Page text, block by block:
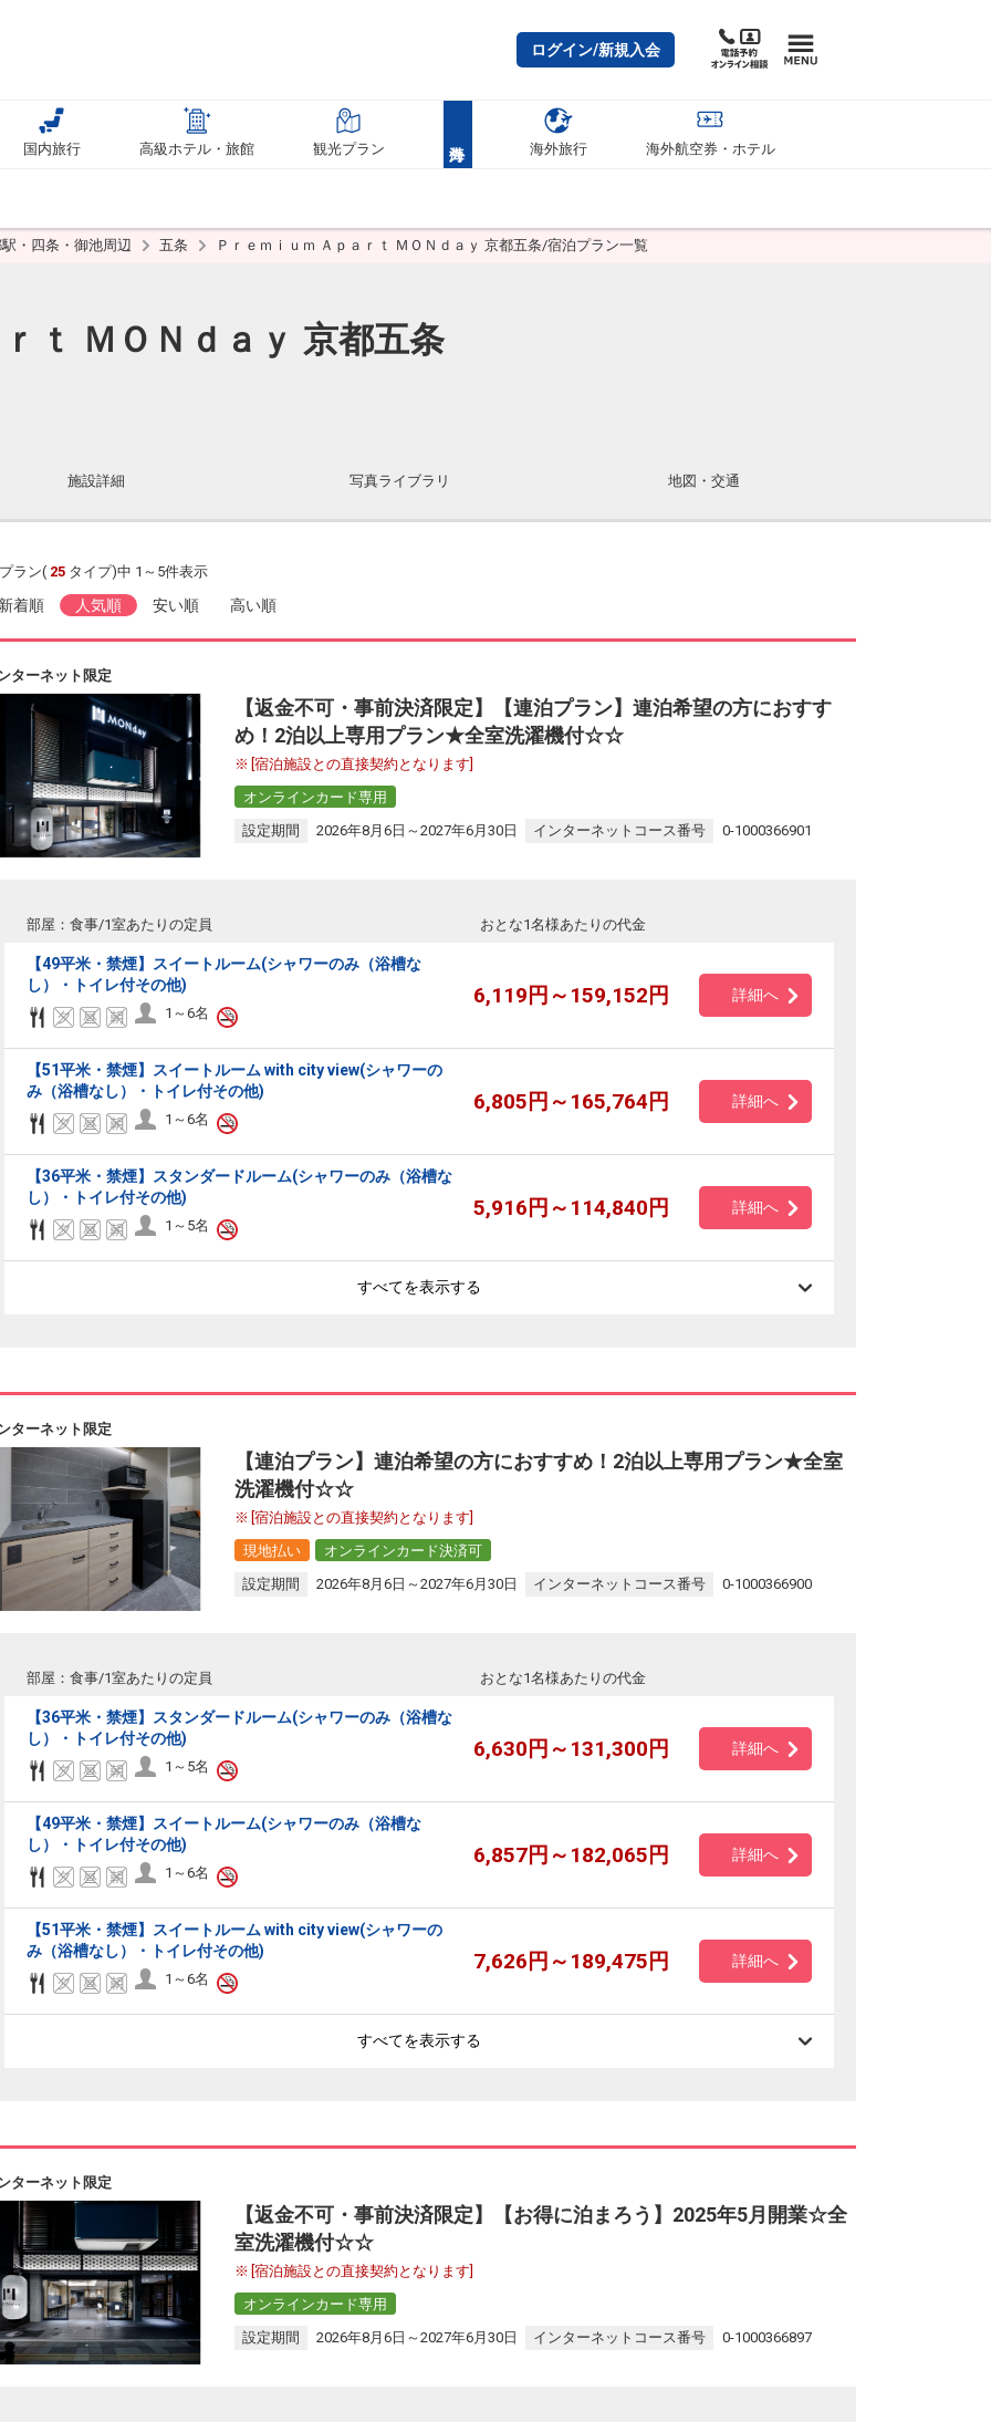
ログイン/新規入会
国内旅行 高級ホテル・旅館 観光プラン 海外旅行 海外航空券・ホテル
・四条・御池周辺 五条 Ｐｒｅｍｉｕｍ Ａｐａｒｔ ＭＯＮｄａｙ 京都五条/宿泊プラン一覧
ｔ ＭＯＮｄａｙ 京都五条
施設詳細 写真ライブラリ 地図・交通
プラン( 25 タイプ)中 1～5件表示
着順 人気順 安い順 高い順
ターネット限定
【返金不可・事前決済限定】【連泊プラン】連泊希望の方におすす
め！2泊以上専用プラン★全室洗濯機付☆☆
[宿泊施設との直接契約となります]
オンラインカード専用
設定期間
2026年8月6日～2027年6月30日 インターネットコース番号 0-1000366901
部屋：食事/1室あたりの定員 おとな1名様あたりの代金
【49平米・禁煙】スイートルーム(シャワーのみ（浴槽な
し）・トイレ付その他)
1～6名
6,119円～159,152円 詳細へ
【51平米・禁煙】スイートルーム with city view(シャワーの
み（浴槽なし）・トイレ付その他)
1～6名
6,805円～165,764円 詳細へ
【36平米・禁煙】スタンダードルーム(シャワーのみ（浴槽な
し）・トイレ付その他)
1～5名
5,916円～114,840円 詳細へ
すべてを表示する
ターネット限定
【連泊プラン】連泊希望の方におすすめ！2泊以上専用プラン★全室
洗濯機付☆☆
[宿泊施設との直接契約となります]
現地払い
オンラインカード決済可
設定期間
2026年8月6日～2027年6月30日 インターネットコース番号 0-1000366900
部屋：食事/1室あたりの定員 おとな1名様あたりの代金
【36平米・禁煙】スタンダードルーム(シャワーのみ（浴槽な
し）・トイレ付その他)
1～5名
6,630円～131,300円 詳細へ
【49平米・禁煙】スイートルーム(シャワーのみ（浴槽な
し）・トイレ付その他)
1～6名
6,857円～182,065円 詳細へ
【51平米・禁煙】スイートルーム with city view(シャワーの
み（浴槽なし）・トイレ付その他)
1～6名
7,626円～189,475円 詳細へ
すべてを表示する
ターネット限定
【返金不可・事前決済限定】【お得に泊まろう】2025年5月開業☆全
室洗濯機付☆☆
[宿泊施設との直接契約となります]
オンラインカード専用
設定期間
2026年8月6日～2027年6月30日 インターネットコース番号 0-1000366897